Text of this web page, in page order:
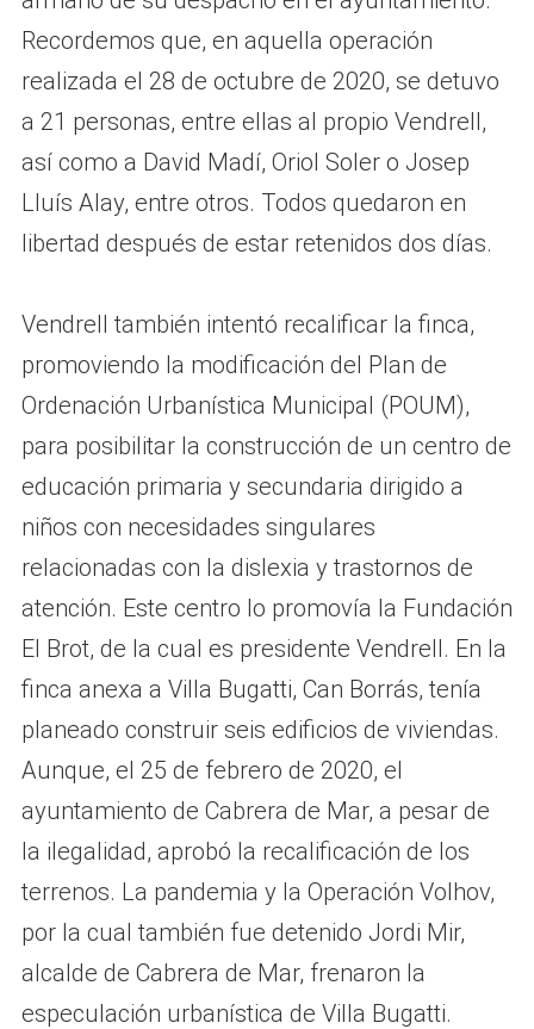
Recordemos que, en aquella operación
realizada el 28 de octubre de 2020, se detuvo
a 21 personas, entre ellas al propio Vendrell,
así como a David Madí, Oriol Soler o Josep
Lluís Alay, entre otros. Todos quedaron en
libertad después de estar retenidos dos días.
Vendrell también intentó recalificar la finca,
promoviendo la modificación del Plan de
Ordenación Urbanística Municipal (POUM),
para posibilitar la construcción de un centro de
educación primaria y secundaria dirigido a
niños con necesidades singulares
relacionadas con la dislexia y trastornos de
atención. Este centro lo promovía la Fundación
El Brot, de la cual es presidente Vendrell. En la
finca anexa a Villa Bugatti, Can Borrás, tenía
planeado construir seis edificios de viviendas.
Aunque, el 25 de febrero de 2020, el
ayuntamiento de Cabrera de Mar, a pesar de
la ilegalidad, aprobó la recalificación de los
terrenos. La pandemia y la Operación Volhov,
por la cual también fue detenido Jordi Mir,
alcalde de Cabrera de Mar, frenaron la
especulación urbanística de Villa Bugatti.